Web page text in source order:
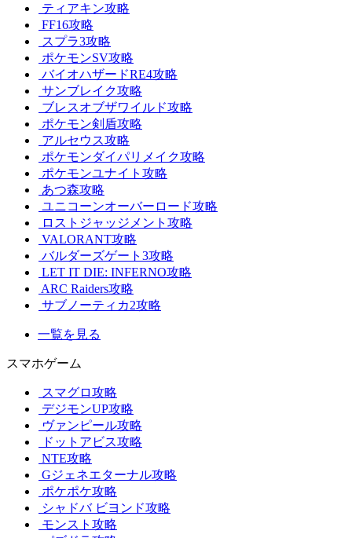
ティアキン攻略
FF16攻略
スプラ3攻略
ポケモンSV攻略
バイオハザードRE4攻略
サンブレイク攻略
ブレスオブザワイルド攻略
ポケモン剣盾攻略
アルセウス攻略
ポケモンダイパリメイク攻略
ポケモンユナイト攻略
あつ森攻略
ユニコーンオーバーロード攻略
ロストジャッジメント攻略
VALORANT攻略
バルダーズゲート3攻略
LET IT DIE: INFERNO攻略
ARC Raiders攻略
サブノーティカ2攻略
一覧を見る
スマホゲーム
スマグロ攻略
デジモンUP攻略
ヴァンピール攻略
ドットアビス攻略
NTE攻略
Gジェネエターナル攻略
ポケポケ攻略
シャドバ ビヨンド攻略
モンスト攻略